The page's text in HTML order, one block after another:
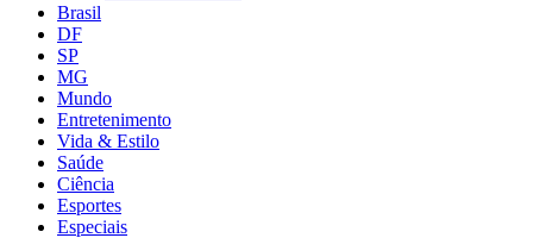
Brasil
DF
SP
MG
Mundo
Entretenimento
Vida & Estilo
Saúde
Ciência
Esportes
Especiais